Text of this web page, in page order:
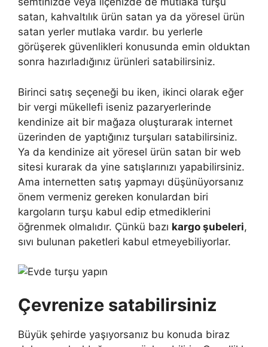
satan, kahvaltılık ürün satan ya da yöresel ürün
satan yerler mutlaka vardır. bu yerlerle
görüşerek güvenlikleri konusunda emin olduktan
sonra hazırladığınız ürünleri satabilirsiniz.
Birinci satış seçeneği bu iken, ikinci olarak eğer
bir vergi mükellefi iseniz pazaryerlerinde
kendinize ait bir mağaza oluşturarak internet
üzerinden de yaptığınız turşuları satabilirsiniz.
Ya da kendinize ait yöresel ürün satan bir web
sitesi kurarak da yine satışlarınızı yapabilirsiniz.
Ama internetten satış yapmayı düşünüyorsanız
önem vermeniz gereken konulardan biri
kargoların turşu kabul edip etmediklerini
öğrenmek olmalıdır. Çünkü bazı kargo şubeleri,
sıvı bulunan paketleri kabul etmeyebiliyorlar.
Çevrenize satabilirsiniz
Büyük şehirde yaşıyorsanız bu konuda biraz